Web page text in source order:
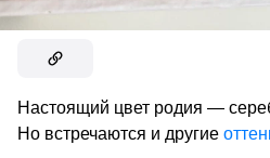
Настоящий цвет родия —
Но встречаются и другие